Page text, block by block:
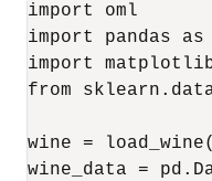
import oml
import pandas as
import
from
wine =
wine_data =